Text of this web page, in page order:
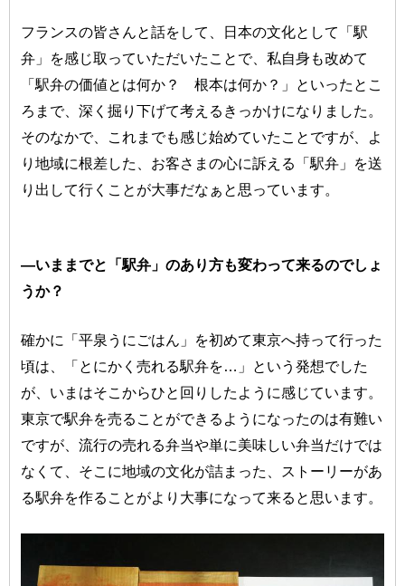
フランスの皆さんと話をして、日本の文化として「駅
弁」を感じ取っていただいたことで、私自身も改めて
「駅弁の価値とは何か？ 根本は何か？」といったとこ
ろまで、深く掘り下げて考えるきっかけになりました。
そのなかで、これまでも感じ始めていたことですが、よ
り地域に根差した、お客さまの心に訴える「駅弁」を送
り出して行くことが大事だなぁと思っています。
―いままでと「駅弁」のあり方も変わって来るのでしょ
うか？
確かに「平泉うにごはん」を初めて東京へ持って行った
頃は、「とにかく売れる駅弁を…」という発想でした
が、いまはそこからひと回りしたように感じています。
東京で駅弁を売ることができるようになったのは有難い
ですが、流行の売れる弁当や単に美味しい弁当だけでは
なくて、そこに地域の文化が詰まった、ストーリーがあ
る駅弁を作ることがより大事になって来ると思います。